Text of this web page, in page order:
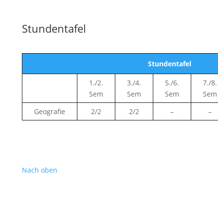
Stundentafel
Stundentafel
1./2.
Sem
3./4.
Sem
5./6.
Sem
7./8.
Sem
Geografie
2/2 2/2 – –
Nach oben